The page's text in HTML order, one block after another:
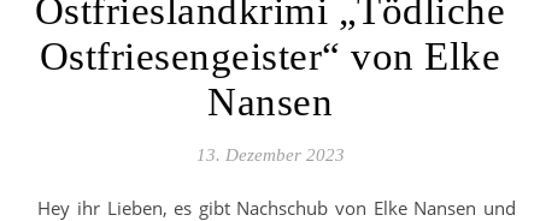
Ostfrieslandkrimi „Tödliche
Ostfriesengeister“ von Elke
Nansen
13. Dezember 2023
Hey ihr Lieben, es gibt Nachschub von Elke Nansen und